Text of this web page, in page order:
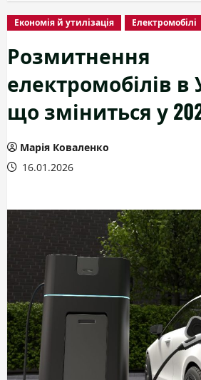
Економія й утилізація Електромобілі
Розмитнення
електромобілів в
що зміниться у
Марія Коваленко
16.01.2026